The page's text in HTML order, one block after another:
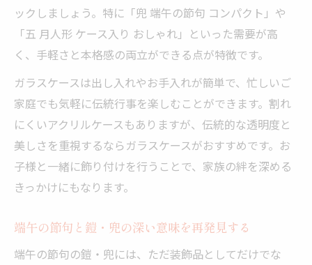
ックしましょう。特に「兜 端午の節句 コンパクト」や
「五 月人形 ケース入り おしゃれ」といった需要が高
く、手軽さと本格感の両立ができる点が特徴です。
ガラスケースは出し入れやお手入れが簡単で、忙しいご
家庭でも気軽に伝統行事を楽しむことができます。割れ
にくいアクリルケースもありますが、伝統的な透明度と
美しさを重視するならガラスケースがおすすめです。お
子様と一緒に飾り付けを行うことで、家族の絆を深める
きっかけにもなります。
端午の節句と鎧・兜の深い意味を再発見する
端午の節句の鎧・兜には、ただ装飾品としてだけでな